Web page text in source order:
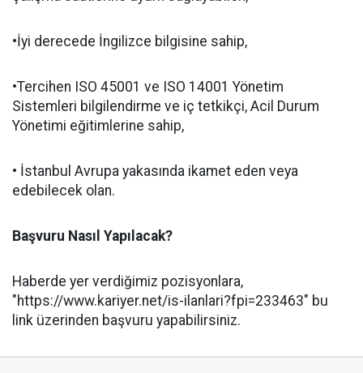
•İyi derecede İngilizce bilgisine sahip,
•Tercihen ISO 45001 ve ISO 14001 Yönetim
Sistemleri bilgilendirme ve iç tetkikçi, Acil Durum
Yönetimi eğitimlerine sahip,
• İstanbul Avrupa yakasında ikamet eden veya
edebilecek olan.
Başvuru Nasıl Yapılacak?
Haberde yer verdiğimiz pozisyonlara,
"https://www.kariyer.net/is-ilanlari?fpi=233463" bu
link üzerinden başvuru yapabilirsiniz.